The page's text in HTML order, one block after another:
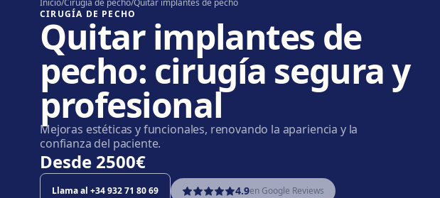
Inicio/Cirugía de pecho/Quitar implantes de pecho
CIRUGÍA DE PECHO
Quitar implantes de
pecho: cirugía segura y
profesional
Mejoras estéticas y funcionales, renovando la apariencia y la
confianza del paciente.
Desde 2500€
Llama al +34 932 71 80 69 4.9en Google Reviews